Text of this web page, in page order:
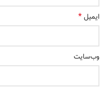
ایمیل*
وب‌سایت